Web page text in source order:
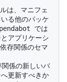
る他のパッケ
では
アプリケーシ
存関係のセマ
係の新しいバ
更新すべきか